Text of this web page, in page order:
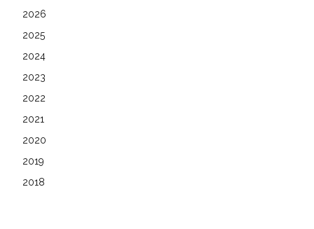
2026
2025
2024
2023
2022
2021
2020
2019
2018